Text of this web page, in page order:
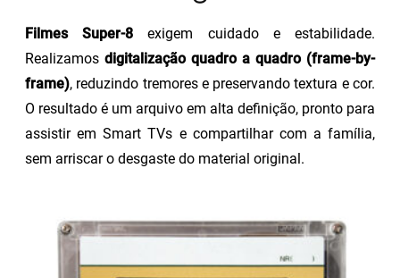
Filmes Super-8 exigem cuidado e estabilidade.
Realizamos digitalização quadro a quadro (frame-by-
frame), reduzindo tremores e preservando textura e cor.
O resultado é um arquivo em alta definição, pronto para
assistir em Smart TVs e compartilhar com a família,
sem arriscar o desgaste do material original.